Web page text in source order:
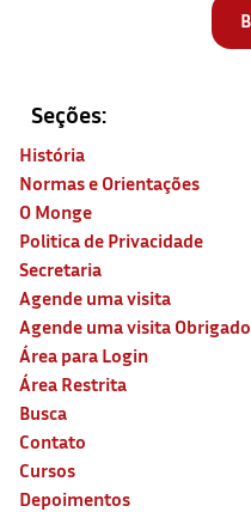
Seções:
História
Normas e Orientações
O Monge
Politica de Privacidade
Secretaria
Agende uma visita
Agende uma visita Obrigado
Área para Login
Área Restrita
Busca
Contato
Cursos
Depoimentos